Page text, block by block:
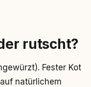
rutscht?
Fester Kot
natürlichem